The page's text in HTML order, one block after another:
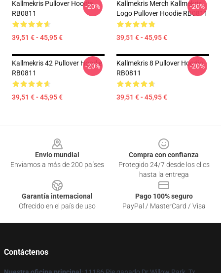
Kallmekris Pullover Hoodie
RB0811
39,51 € - 45,95 €
-20%
Kallmekris Merch Kallmekris
Logo Pullover Hoodie RB0811
39,51 € - 45,95 €
-20%
Kallmekris 42 Pullover Hoodie
RB0811
39,51 € - 45,95 €
-20%
Kallmekris 8 Pullover Hoodie
RB0811
39,51 € - 45,95 €
-20%
Envío mundial
Enviamos a más de 200 países
Compra con confianza
Protegido 24/7 desde los clics
hasta la entrega
Garantía internacional
Ofrecido en el país de uso
Pago 100% seguro
PayPal / MasterCard / Visa
Contáctenos